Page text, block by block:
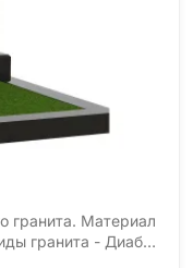
гранита. Материал
гранита - Диабаз